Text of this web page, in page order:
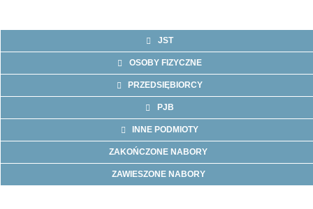
JST
OSOBY FIZYCZNE
PRZEDSIĘBIORCY
PJB
INNE PODMIOTY
ZAKOŃCZONE NABORY
ZAWIESZONE NABORY